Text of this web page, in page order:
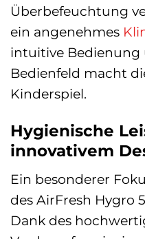
Überbefeuchtung
ein angenehmes
intuitive Bedienung
Bedienfeld macht
Kinderspiel.
Hygienische
innovativem
Ein besonderer
des AirFresh Hygro
Dank des